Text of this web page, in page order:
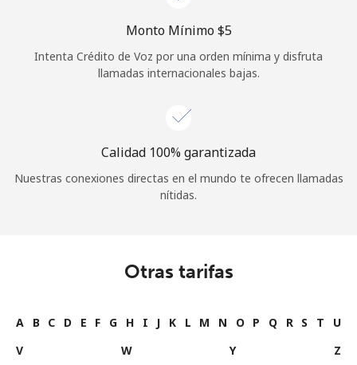
Monto Mínimo ⁦$5⁩
Intenta Crédito de Voz por una orden mínima y disfruta
llamadas internacionales bajas.
Calidad 100% garantizada
Nuestras conexiones directas en el mundo te ofrecen llamadas
nítidas.
Otras tarifas
A B C D E F G H I J K L M N O P Q R S T
U
V
W Y Z